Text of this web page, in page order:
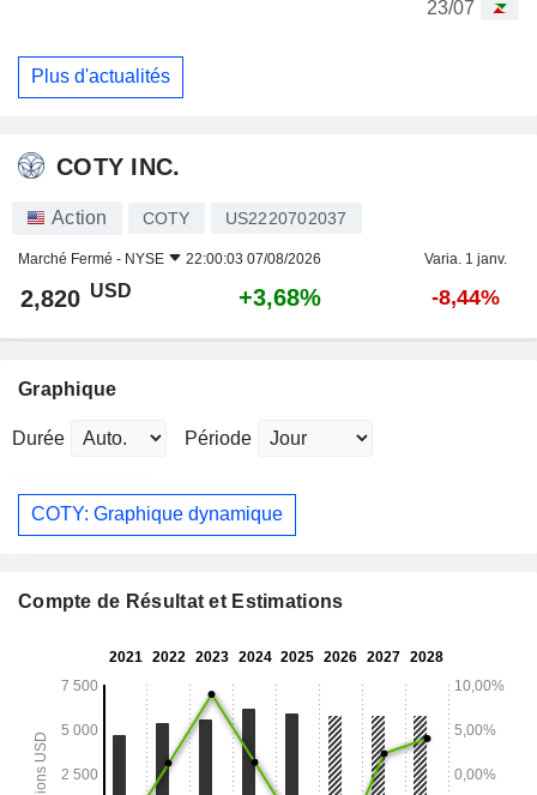
23/07
Plus d'actualités
COTY INC.
Action COTY US2220702037
Marché Fermé - NYSE 22:00:03 07/08/2026 Varia. 1 janv.
2,820 USD +3,68% -8,44%
Graphique
Durée Période
COTY: Graphique dynamique
Compte de Résultat et Estimations